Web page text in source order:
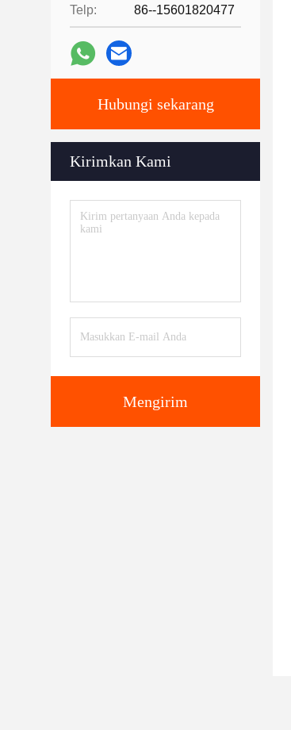
Telp: 86--15601820477
Hubungi sekarang
Kirimkan Kami
Mengirim